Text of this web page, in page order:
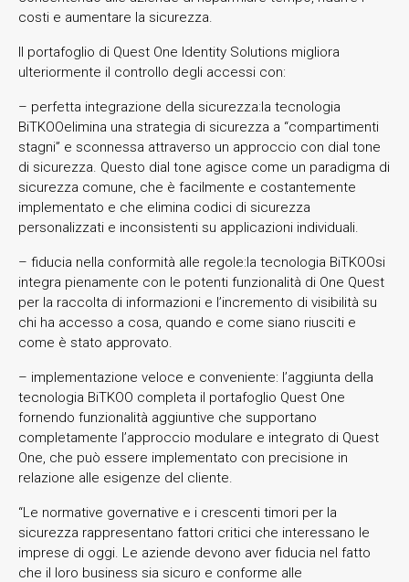
costi e aumentare la sicurezza.
Il portafoglio di Quest One Identity Solutions migliora
ulteriormente il controllo degli accessi con:
– perfetta integrazione della sicurezza:la tecnologia
BiTKOOelimina una strategia di sicurezza a “compartimenti
stagni” e sconnessa attraverso un approccio con dial tone
di sicurezza. Questo dial tone agisce come un paradigma di
sicurezza comune, che è facilmente e costantemente
implementato e che elimina codici di sicurezza
personalizzati e inconsistenti su applicazioni individuali.
– fiducia nella conformità alle regole:la tecnologia BiTKOOsi
integra pienamente con le potenti funzionalità di One Quest
per la raccolta di informazioni e l’incremento di visibilità su
chi ha accesso a cosa, quando e come siano riusciti e
come è stato approvato.
– implementazione veloce e conveniente: l’aggiunta della
tecnologia BiTKOO completa il portafoglio Quest One
fornendo funzionalità aggiuntive che supportano
completamente l’approccio modulare e integrato di Quest
One, che può essere implementato con precisione in
relazione alle esigenze del cliente.
“Le normative governative e i crescenti timori per la
sicurezza rappresentano fattori critici che interessano le
imprese di oggi. Le aziende devono aver fiducia nel fatto
che il loro business sia sicuro e conforme alle